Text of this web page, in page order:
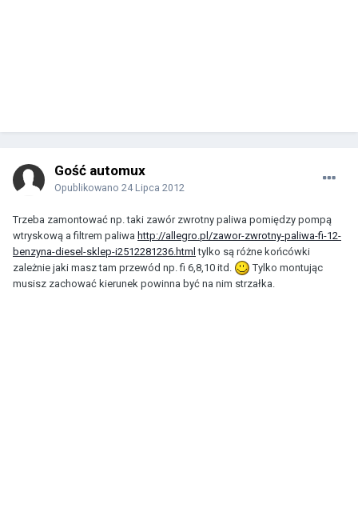
Gość automux
Opublikowano 24 Lipca 2012
Trzeba zamontować np. taki zawór zwrotny paliwa pomiędzy pompą
wtryskową a filtrem paliwa http://allegro.pl/zawor-zwrotny-paliwa-fi-12-
benzyna-diesel-sklep-i2512281236.html tylko są różne końcówki
zależnie jaki masz tam przewód np. fi 6,8,10 itd.
Tylko montując
musisz zachować kierunek powinna być na nim strzałka.